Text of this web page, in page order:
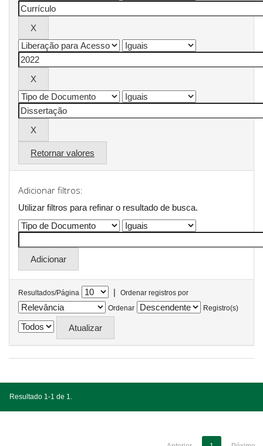
Retornar valores
Adicionar filtros:
Utilizar filtros para refinar o resultado de busca.
Resultados/Página |
Ordenar registros por
Ordenar
Registro(s)
Resultado 1-1 de 1.